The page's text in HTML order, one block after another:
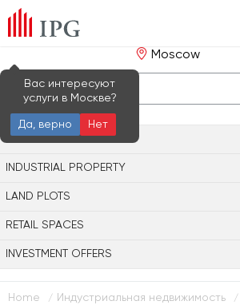
Moscow
Вас интересуют
услуги в Москве?
Да, верно
Нет
OFFICE PROPERTY
INDUSTRIAL PROPERTY
LAND PLOTS
RETAIL SPACES
INVESTMENT OFFERS
Home / Индустриальная недвижимость /